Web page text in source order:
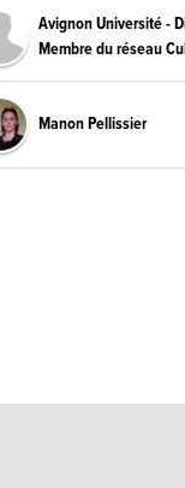
Avignon Université -
Membre du réseau
Manon Pellissier